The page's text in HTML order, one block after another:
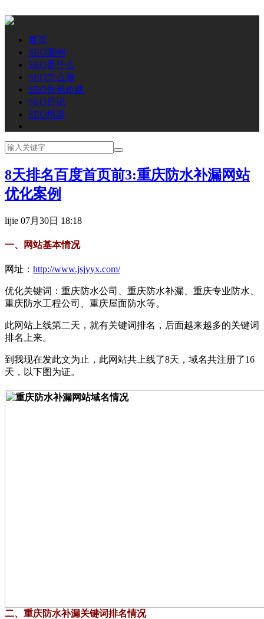
首页
SEO案例
SEO是什么
SEO怎么做
SEO外包价格
SEO日记
SEO培训
8天排名百度首页前3:重庆防水补漏网站
优化案例
lijie 07月30日 18:18
一、网站基本情况
网址： http://www.jsjyyx.com/
优化关键词：重庆防水公司、重庆防水补漏、重庆专业防水、
重庆防水工程公司、重庆屋面防水等。
此网站上线第二天，就有关键词排名，后面越来越多的关键词
排名上来。
到我现在发此文为止，此网站共上线了8天，域名共注册了16
天，以下图为证。
二、重庆防水补漏关键词排名情况